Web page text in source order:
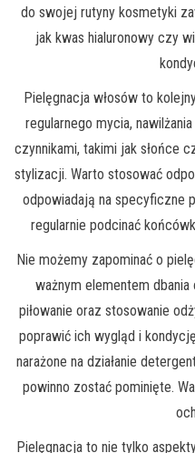
do swojej rutyny kosmetyki
jak kwas hialuronowy czy
Pielęgnacja włosów to
regularnego mycia,
czynnikami, takimi jak słońce
stylizacji. Warto stosować
odpowiadają na specyficzne
regularnie podcinać
Nie możemy zapominać o
ważnym elementem dbania
piłowanie oraz stosowanie
poprawić ich wygląd i
narażone na działanie
powinno zostać pominięte.
Pielęgnacja to nie tylko